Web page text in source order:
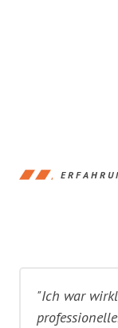
"Ich war